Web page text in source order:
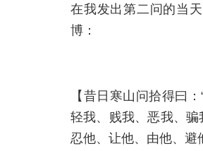
在我发出第二问的当
博：
【昔日寒山问拾得曰
轻我、贱我、恶我、骗
忍他、让他、由他、避